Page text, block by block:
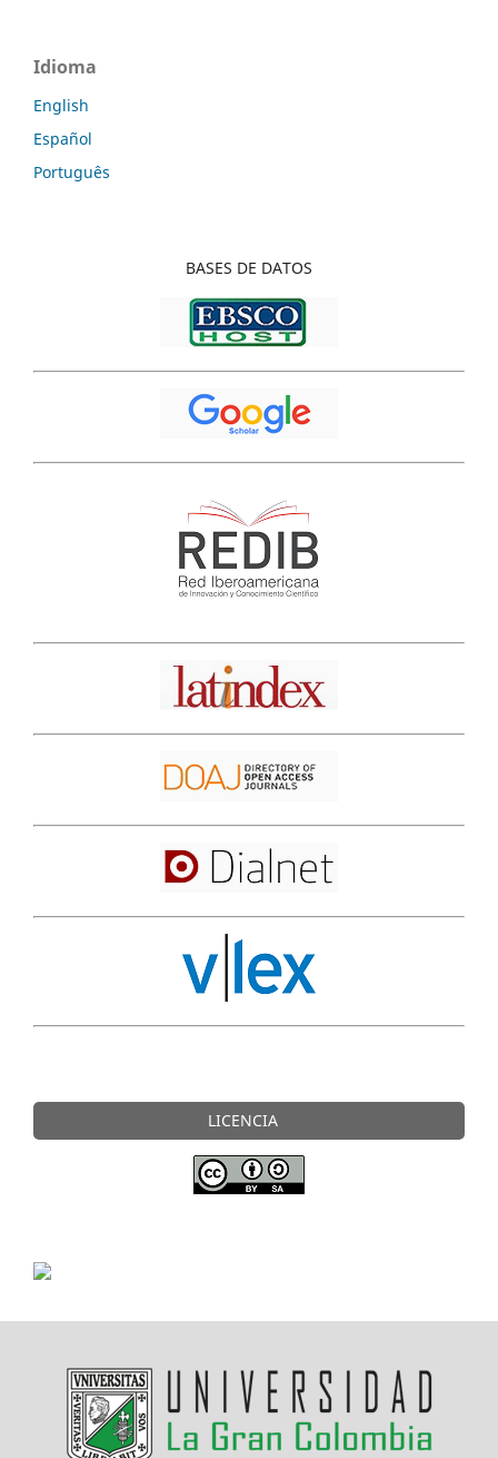
Idioma
English
Español
Português
BASES DE DATOS
LICENCIA